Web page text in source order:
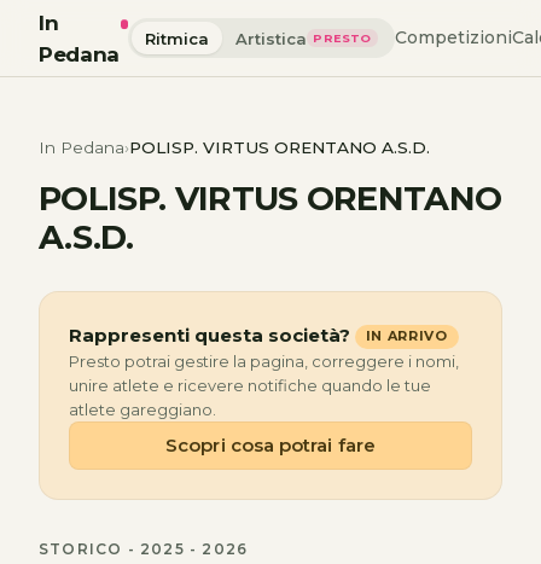
In
Pedana
Ritmica Artistica PRESTO Competizioni
In Pedana POLISP. VIRTUS ORENTANO A.S.D.
POLISP. VIRTUS ORENTANO
A.S.D.
Rappresenti questa società? IN ARRIVO
Presto potrai gestire la pagina, correggere i nomi,
unire atlete e ricevere notifiche quando le tue
atlete gareggiano.
Scopri cosa potrai fare
STORICO - 2025 - 2026